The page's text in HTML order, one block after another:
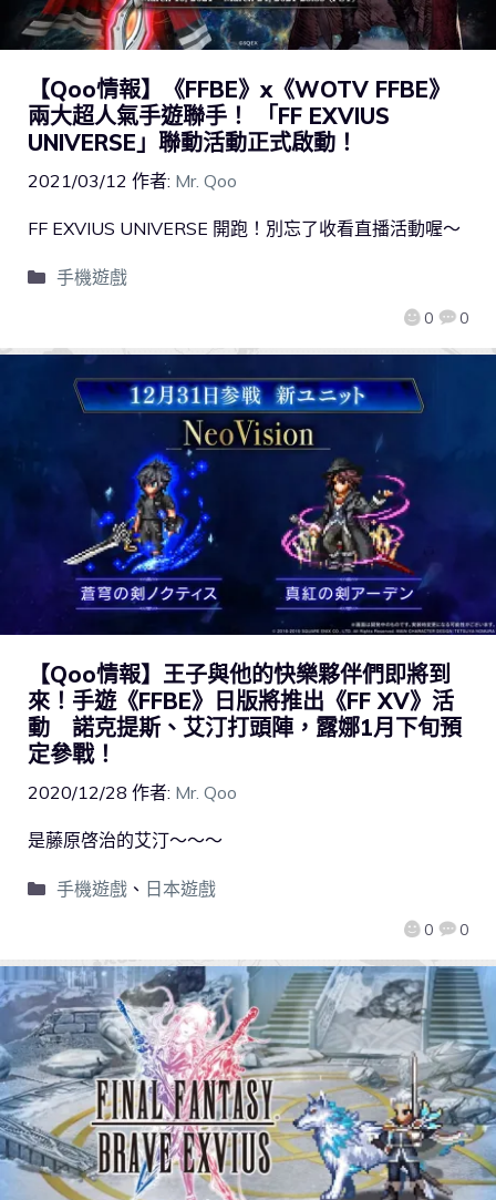
【Qoo情報】《FFBE》x《WOTV FFBE》
兩大超人氣手遊聯手！ 「FF EXVIUS
UNIVERSE」聯動活動正式啟動！
2021/03/12 作者: Mr. Qoo
0 0
FF EXVIUS UNIVERSE 開跑！別忘了收看直播活動喔～
手機遊戲
【Qoo情報】王子與他的快樂夥伴們即將到
來！手遊《FFBE》日版將推出《FF XV》活
動 諾克提斯、艾汀打頭陣，露娜1月下旬預
定參戰！
2020/12/28 作者: Mr. Qoo
0 0
是藤原啓治的艾汀～～～
手機遊戲、 日本遊戲